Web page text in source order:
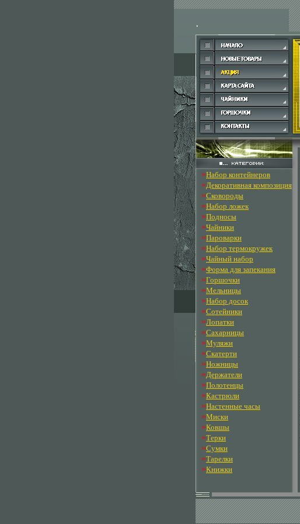
»Набор контейнеров
»Декоративная композиция
»Сковороды
»Набор ложек
»Подносы
»Чайники
»Пароварки
»Набор термокружек
»Чайный набор
»Форма для запекания
»Горшочки
»Мельницы
»Набор досок
»Сотейники
»Лопатки
»Сахарницы
»Муляжи
»Скатерти
»Ножницы
»Держатели
»Полотенцы
»Кастрюли
»Настенные часы
»Миски
»Ковшы
»Терки
»Сумки
»Тарелки
»Книжки